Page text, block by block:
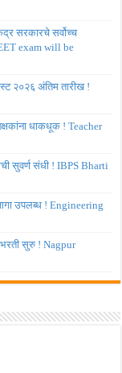
केंद्र सरकारचे सर्वोच्च
exam will be
२०२६ अंतिम तारीख !
धाकधूक ! Teacher
सुवर्ण संधी ! IBPS Bharti
उपलब्ध ! Engineering
भरती सुरु ! Nagpur